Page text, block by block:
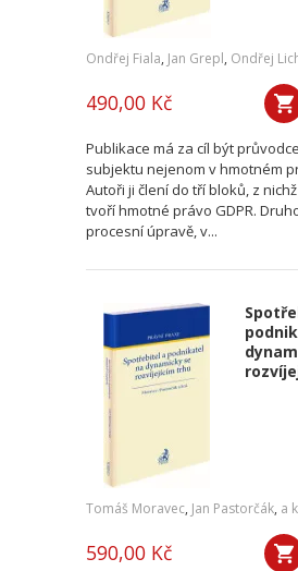
Ondřej Fiala, Jan Grepl, Ondřej
490,00 Kč
Publikace má za cíl být
subjektu nejenom v hmotném
Autoři ji člení do tří bloků, z
tvoří hmotné právo GDPR.
procesní úpravě, v...
Tomáš Moravec, Jan Pastorčák, a
590,00 Kč